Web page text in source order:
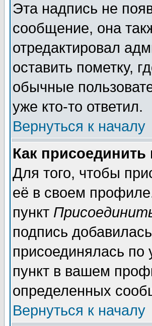
Эта надпись не
сообщение, она
отредактировал
оставить пометку,
обычные
уже кто-то ответил.
Вернуться к началу
Как
Для того, чтобы
её в своем
пункт
подпись
присоединялась по
пункт в вашем
определенных
Вернуться к началу